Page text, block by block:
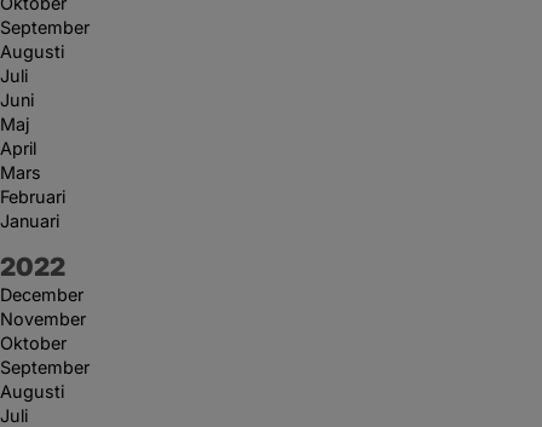
September
Augusti
Juli
Juni
Maj
April
Mars
Februari
Januari
År:
2022
December
November
Oktober
September
Augusti
Juli